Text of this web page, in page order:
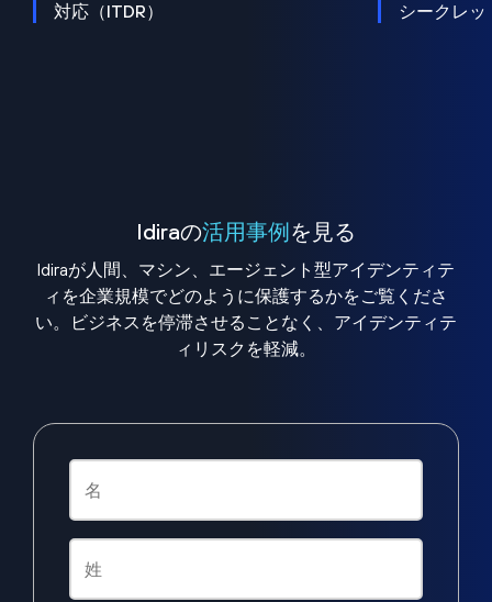
対応（ITDR）
シークレッ
Idiraの活用事例を見る
Idiraが人間、マシン、エージェント型アイデンティテ
ィを企業規模でどのように保護するかをご覧くださ
い。ビジネスを停滞させることなく、アイデンティテ
ィリスクを軽減。